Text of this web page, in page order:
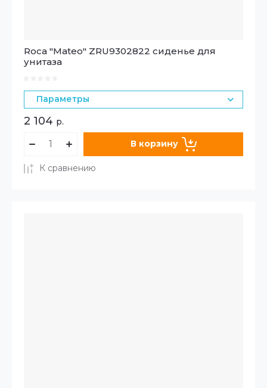
Roca "Mateo" ZRU9302822 сиденье для
унитаза
Параметры
2 104 р.
В корзину
К сравнению